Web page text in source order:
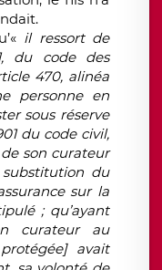
il ressort de
du code des
470, alinéa
personne en
sous réserve
du code civil,
de son curateur
du
sur la
; qu’ayant
curateur au
avait